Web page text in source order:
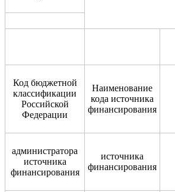
Код бюджетной
классификации
Российской
Федерации
Наименование
кода источника
финансирования
администратора
источника
финансирования
источника
финансирования